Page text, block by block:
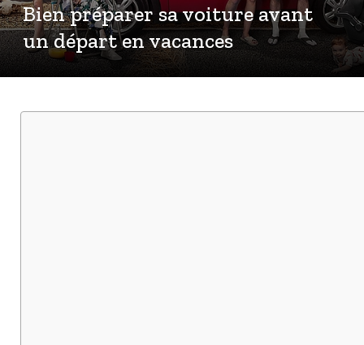
Bien préparer sa voiture avant
un départ en vacances